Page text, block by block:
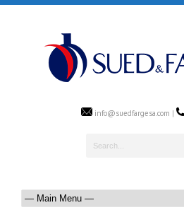
info@suedfargesa.com |